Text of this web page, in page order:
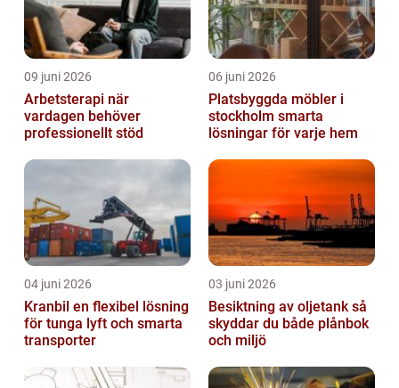
09 juni 2026
Arbetsterapi när
vardagen behöver
professionellt stöd
06 juni 2026
Platsbyggda möbler i
stockholm smarta
lösningar för varje hem
04 juni 2026
Kranbil en flexibel lösning
för tunga lyft och smarta
transporter
03 juni 2026
Besiktning av oljetank så
skyddar du både plånbok
och miljö